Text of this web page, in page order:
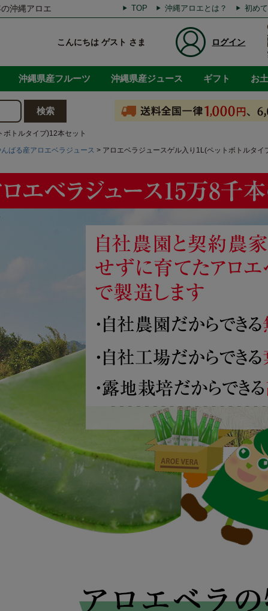
沖縄アロエ TOP 沖縄アロエとは？ 初め
こんにちは ゲスト さま ログイン
沖縄県産フルーツ 沖縄県産ジュース ギフト お
トルタイプ)12本セット
ばる産アロエベラジュース アロエベラジュースゲル入り1L(ペットボトルタイ